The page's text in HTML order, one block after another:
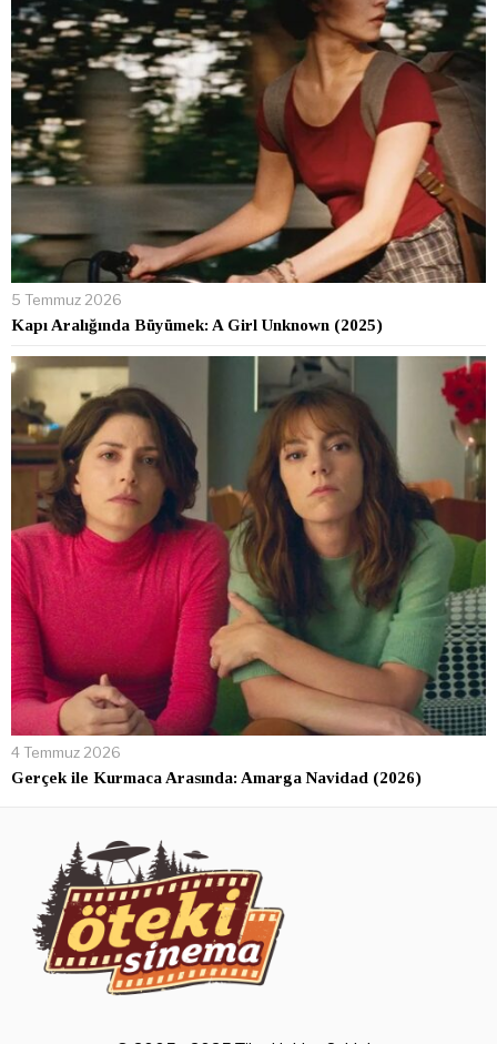
5 Temmuz 2026
Kapı Aralığında Büyümek: A Girl Unknown (2025)
4 Temmuz 2026
Gerçek ile Kurmaca Arasında: Amarga Navidad (2026)